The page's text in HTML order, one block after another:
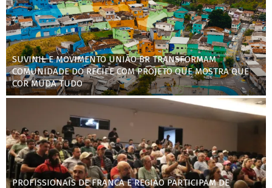
SUVINIL E MOVIMENTO UNIÃO BR TRANSFORMAM
COMUNIDADE DO RECIFE COM PROJETO QUE MOSTRA QUE
COR MUDA TUDO
PROFISSIONAIS DE FRANCA E REGIÃO PARTICIPAM DE